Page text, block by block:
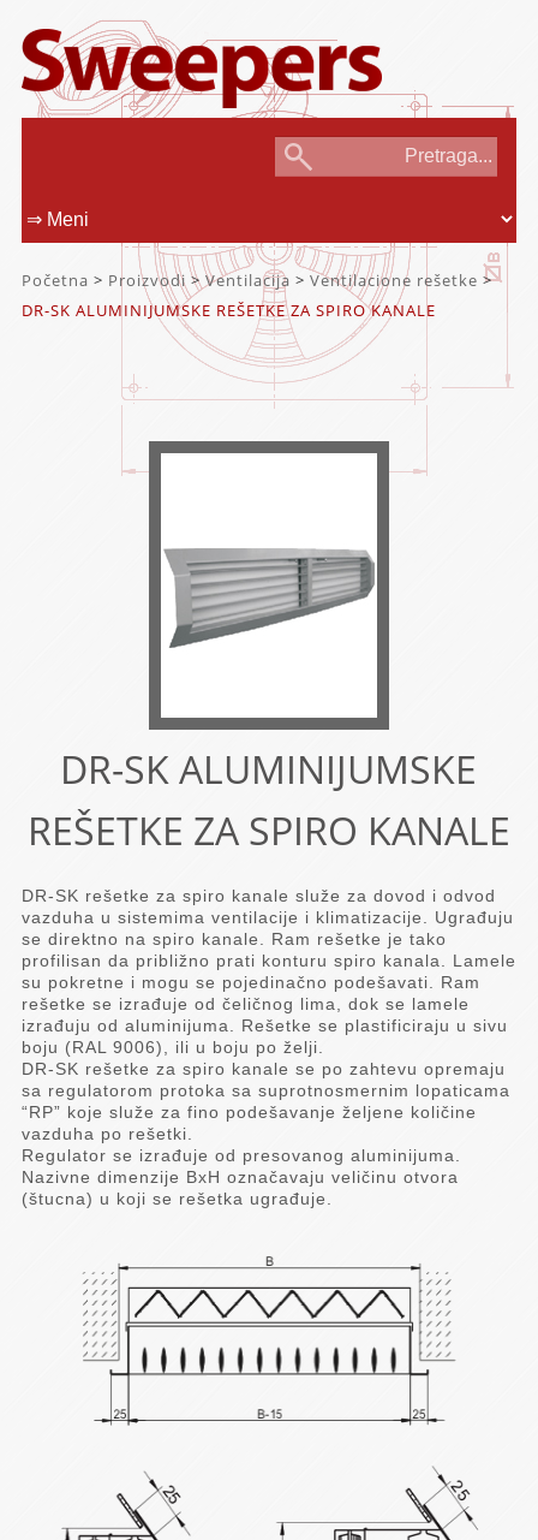
Početna > Proizvodi>Ventilacija > Ventilacione rešetke >
DR-SK ALUMINIJUMSKE REŠETKE ZA SPIRO KANALE
DR-SK ALUMINIJUMSKE
REŠETKE ZA SPIRO KANALE
DR-SK rešetke za spiro kanale služe za dovod i odvod
vazduha u sistemima ventilacije i klimatizacije. Ugrađuju
se direktno na spiro kanale. Ram rešetke je tako
profilisan da približno prati konturu spiro kanala. Lamele
su pokretne i mogu se pojedinačno podešavati. Ram
rešetke se izrađuje od čeličnog lima, dok se lamele
izrađuju od aluminijuma. Rešetke se plastificiraju u sivu
boju (RAL 9006), ili u boju po želji.
DR-SK rešetke za spiro kanale se po zahtevu opremaju
sa regulatorom protoka sa suprotnosmernim lopaticama
“RP” koje služe za fino podešavanje željene količine
vazduha po rešetki.
Regulator se izrađuje od presovanog aluminijuma.
Nazivne dimenzije BxH označavaju veličinu otvora
(štucna) u koji se rešetka ugrađuje.